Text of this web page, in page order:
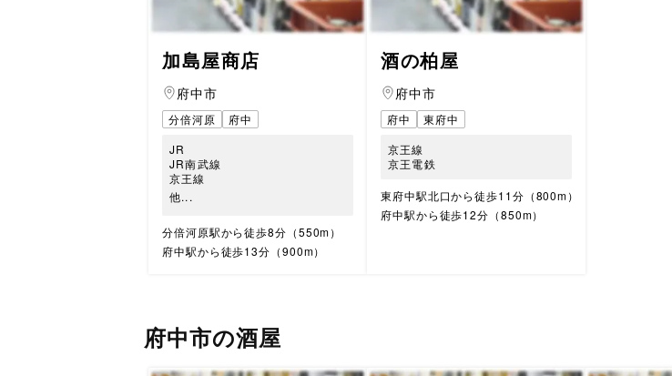
加島屋商店
府中市
分倍河原
府中
JR
JR南武線
京王線
他...
分倍河原駅から徒歩8分（550m）
府中駅から徒歩13分（900m）
酒の柏屋
府中市
府中
東府中
京王線
京王電鉄
東府中駅北口から徒歩11分（800m）
府中駅から徒歩12分（850m）
府中市の酒屋